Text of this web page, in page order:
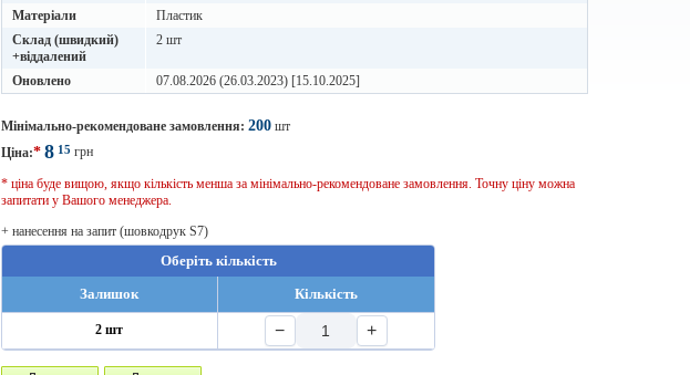
Матеріали
Пластик
Склад (швидкий)
+віддалений
2 шт
Оновлено 07.08.2026 (26.03.2023) [15.10.2025]
Мінімально-рекомендоване замовлення: 200 шт
Ціна:* 8 15 грн
* ціна буде вищою, якщо кількість менша за мінімально-рекомендоване замовлення. Точну ціну можна
запитати у Вашого менеджера.
+ нанесення на запит (шовкодрук S7)
Оберіть кількість
Залишок
Кількість
2 шт − +